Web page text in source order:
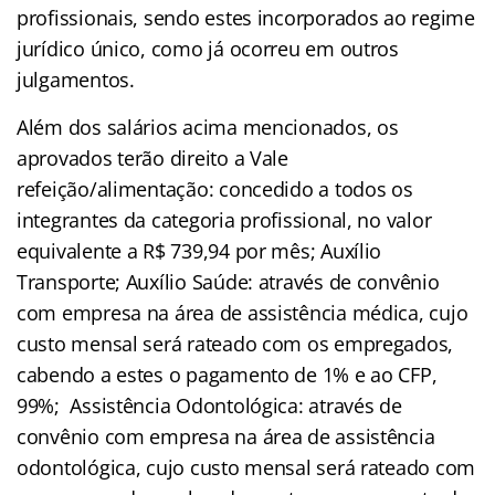
profissionais, sendo estes incorporados ao regime
jurídico único, como já ocorreu em outros
julgamentos.
Além dos salários acima mencionados, os
aprovados terão direito a Vale
refeição/alimentação: concedido a todos os
integrantes da categoria profissional, no valor
equivalente a R$ 739,94 por mês; Auxílio
Transporte; Auxílio Saúde: através de convênio
com empresa na área de assistência médica, cujo
custo mensal será rateado com os empregados,
cabendo a estes o pagamento de 1% e ao CFP,
99%; Assistência Odontológica: através de
convênio com empresa na área de assistência
odontológica, cujo custo mensal será rateado com